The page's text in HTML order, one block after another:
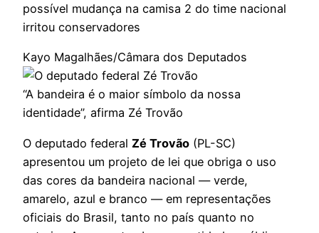
possível mudança na camisa 2 do time nacional
irritou conservadores
Kayo Magalhães/Câmara dos Deputados
“A bandeira é o maior símbolo da nossa
identidade”, afirma Zé Trovão
O deputado federal Zé Trovão (PL-SC)
apresentou um projeto de lei que obriga o uso
das cores da bandeira nacional — verde,
amarelo, azul e branco — em representações
oficiais do Brasil, tanto no país quanto no